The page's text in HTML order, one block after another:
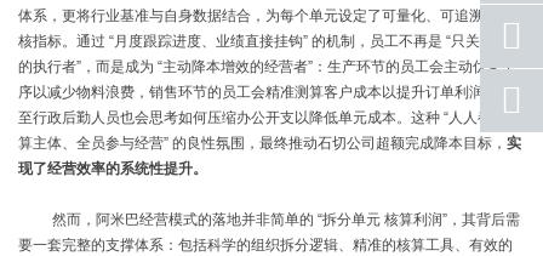
体系，更将行业基准与自身数据结合，为每个单元设定了可量化、可追溯的考
核指标。通过 “月度跟踪进度、业绩直接挂钩” 的机制，员工不再是 “只关心考勤
的执行者” ，而是成为 “主动降本增效的经营者” ：生产环节的员工会主动优化工
序以减少物料浪费，销售环节的员工会精准测算客户成本以提升订单利润，甚
至行政后勤人员也会思考如何压缩办公开支以降低单元成本。这种 “ 人人都是核
算主体、全员参与经营” 的良性氛围，最终推动石切公司超额完成降本目标， 实
现了经营效率的系统性提升。
然而，阿米巴经营模式的落地并非简单的 “拆分单元 核算利润” ，其背后需
要一套完整的支撑体系：包括科学的组织拆分逻辑、精准的核算工具、有效的
手机
号码
qq
联系
返回